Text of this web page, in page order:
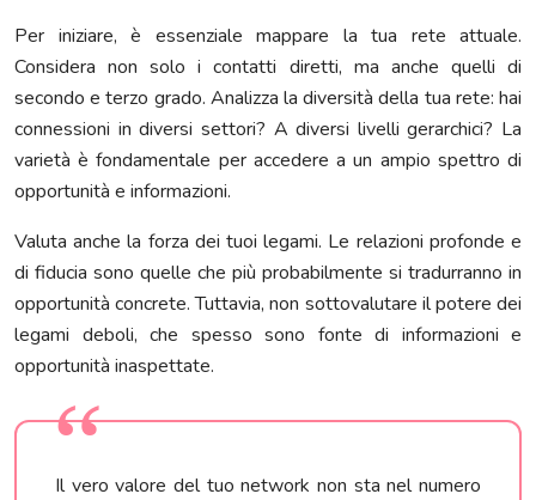
Per iniziare, è essenziale mappare la tua rete attuale.
Considera non solo i contatti diretti, ma anche quelli di
secondo e terzo grado. Analizza la diversità della tua rete: hai
connessioni in diversi settori? A diversi livelli gerarchici? La
varietà è fondamentale per accedere a un ampio spettro di
opportunità e informazioni.
Valuta anche la forza dei tuoi legami. Le relazioni profonde e
di fiducia sono quelle che più probabilmente si tradurranno in
opportunità concrete. Tuttavia, non sottovalutare il potere dei
legami deboli, che spesso sono fonte di informazioni e
opportunità inaspettate.
Il vero valore del tuo network non sta nel numero